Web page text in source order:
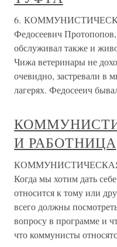
6.
Федосеевич Протопопов,
обслуживал также и
Чижа ветеринары не
очевидно, застревали в
лагерях. Федосееич
И РАБОТНИЦА
Когда мы хотим дать
относится к тому или
всего должны
вопросу в программе и
что коммунисты